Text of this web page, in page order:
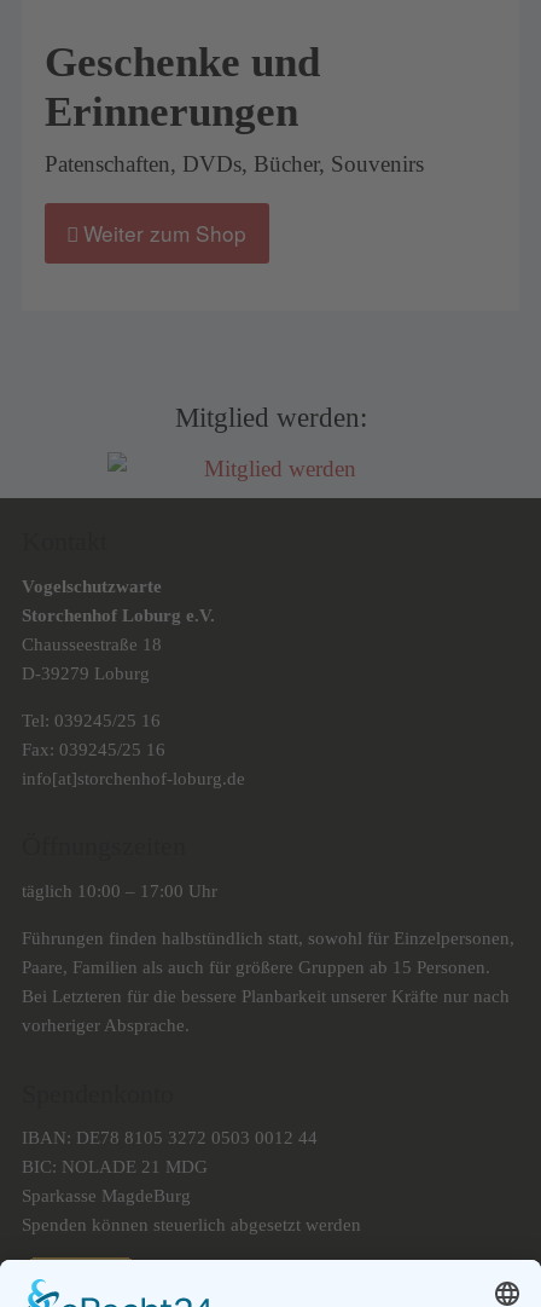
Geschenke und
Erinnerungen
Patenschaften, DVDs, Bücher, Souvenirs
Weiter zum Shop
Mitglied werden:
Vogelschutzwarte
Storchenhof Loburg e.V.
Chausseestraße 18
D-39279 Loburg
Tel: 039245/25 16
Fax: 039245/25 16
info[at]storchenhof-loburg.de
täglich 10:00 – 17:00 Uhr
Führungen finden halbstündlich statt, sowohl für Einzelpersonen,
Paare, Familien als auch für größere Gruppen ab 15 Personen.
Bei Letzteren für die bessere Planbarkeit unserer Kräfte nur nach
vorheriger Absprache.
IBAN: DE78 8105 3272 0503 0012 44
BIC: NOLADE 21 MDG
Sparkasse MagdeBurg
Spenden können steuerlich abgesetzt werden